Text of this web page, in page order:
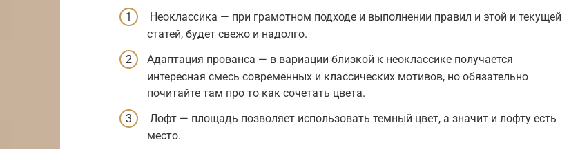
Неоклассика — при грамотном подходе и выполнении правил и этой и текущей
статей, будет свежо и надолго.
Адаптация прованса — в вариации близкой к неоклассике получается
интересная смесь современных и классических мотивов, но обязательно
почитайте там про то как сочетать цвета.
Лофт — площадь позволяет использовать темный цвет, а значит и лофту есть
место.